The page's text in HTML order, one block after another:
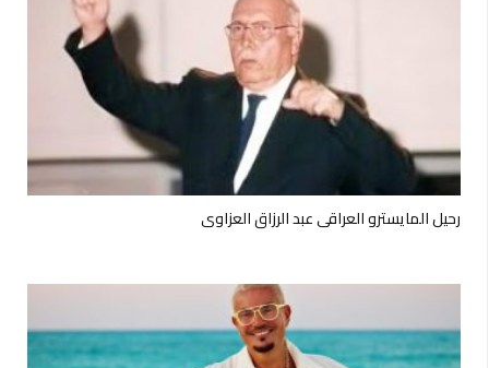
رحيل المايسترو العراقي عبد الرزاق العزاوي